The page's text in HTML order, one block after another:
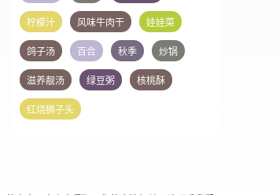
柠檬汁 风味牛肉干 娃娃菜
鸽子汤 百合 秋季 炒锅
滋养靓汤 绿豆粥 核桃酥
红烧狮子头